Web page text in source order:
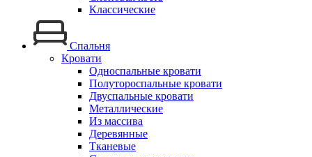
Классические
Спальня
Кровати
Односпальные кровати
Полутороспальные кровати
Двуспальные кровати
Металлические
Из массива
Деревянные
Тканевые